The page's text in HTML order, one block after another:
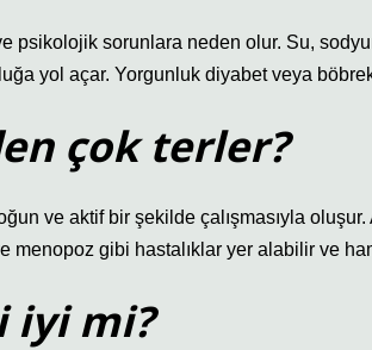
psikolojik sorunlara neden olur. Su,
yol açar. Yorgunluk diyabet veya
çok terler?
ve aktif bir şekilde çalışmasıyla
menopoz gibi hastalıklar yer alabilir ve
iyi mi?